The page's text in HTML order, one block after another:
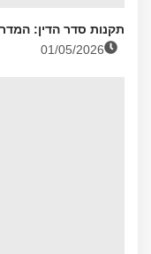
תקנות סדר הדין:
01/05/2026